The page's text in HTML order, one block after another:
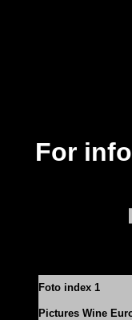
For
Foto index 1
Pictures Wine